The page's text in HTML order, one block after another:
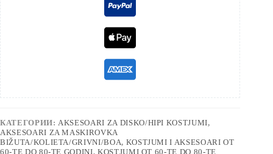
КАТЕГОРИИ: AKSESOARI ZA DISKO/HIPI KOSTJUMI,
AKSESOARI ZA MASKIROVKA
BIŽUTA/KOLIETA/GRIVNI/BOA, KOSTJUMI I AKSESOARI OT
60-TE DO 80-TE GODINI, KOSTJUMI OT 60-TE DO 80-TE